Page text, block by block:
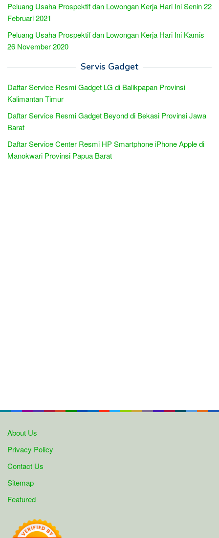
Peluang Usaha Prospektif dan Lowongan Kerja Hari Ini Senin 22
Februari 2021
Peluang Usaha Prospektif dan Lowongan Kerja Hari Ini Kamis
26 November 2020
Servis Gadget
Daftar Service Resmi Gadget LG di Balikpapan Provinsi
Kalimantan Timur
Daftar Service Resmi Gadget Beyond di Bekasi Provinsi Jawa
Barat
Daftar Service Center Resmi HP Smartphone iPhone Apple di
Manokwari Provinsi Papua Barat
About Us
Privacy Policy
Contact Us
Sitemap
Featured